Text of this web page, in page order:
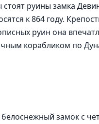
руины замка
к 864 году.
руин она
корабликом по
замок с